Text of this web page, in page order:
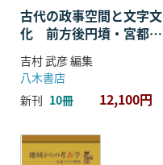
古代の政事空間と文字文
化 前方後円墳・宮都・
ことば
吉村 武彦 編集
八木書店
新刊 10冊 12,100円